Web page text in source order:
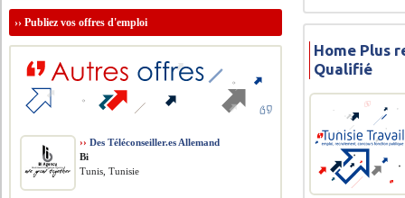
Home Plus
Qualifié
››Publiez vos offres d'emploi
›› Des Téléconseiller.es Allemand
Bi
Tunis, Tunisie